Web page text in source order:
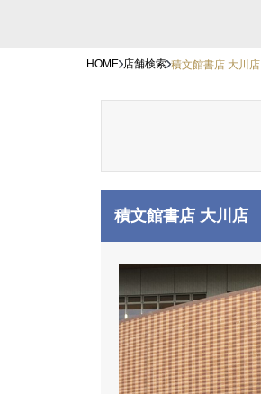
HOME 店舗検索 積文館書店 大川店
積文館書店 大川店